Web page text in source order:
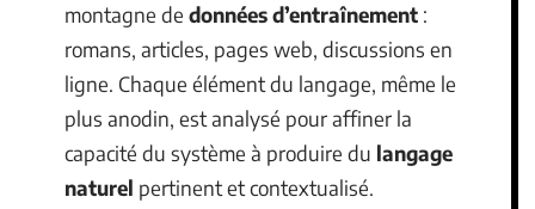
montagne de données d’entraînement :
romans, articles, pages web, discussions en
ligne. Chaque élément du langage, même le
plus anodin, est analysé pour affiner la
capacité du système à produire du langage
naturel pertinent et contextualisé.